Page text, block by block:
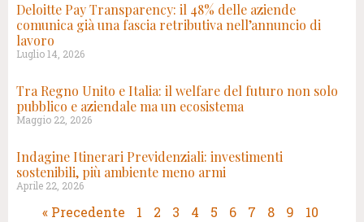
Deloitte Pay Transparency: il 48% delle aziende
comunica già una fascia retributiva nell’annuncio di
lavoro
Luglio 14, 2026
Tra Regno Unito e Italia: il welfare del futuro non solo
pubblico e aziendale ma un ecosistema
Maggio 22, 2026
Indagine Itinerari Previdenziali: investimenti
sostenibili, più ambiente meno armi
Aprile 22, 2026
« Precedente 1 2 3 4 5 6 7 8 9
10